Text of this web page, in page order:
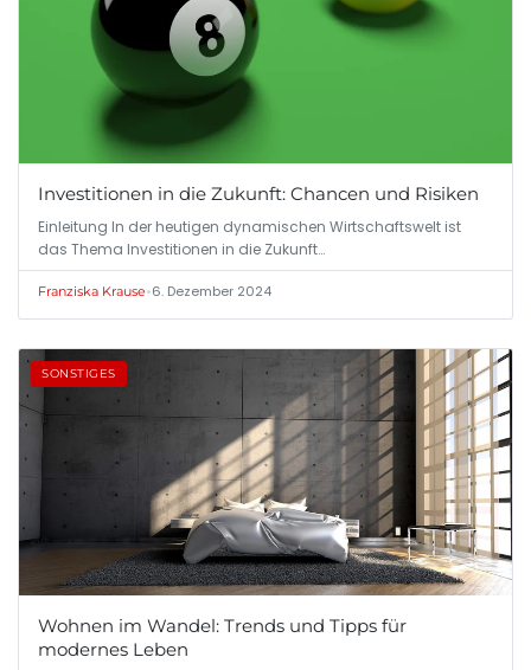
Investitionen in die Zukunft: Chancen und Risiken
Einleitung In der heutigen dynamischen Wirtschaftswelt ist
das Thema Investitionen in die Zukunft…
Franziska Krause•6. Dezember 2024
SONSTIGES
Wohnen im Wandel: Trends und Tipps für
modernes Leben